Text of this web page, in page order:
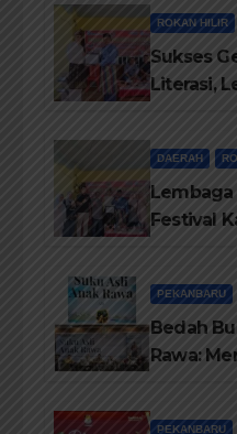
ROKAN HILIR
Sukses
Literasi,
DAERAH
Lembaga
Festival
PEKANBARU
Bedah
Rawa:
PEKANBARU